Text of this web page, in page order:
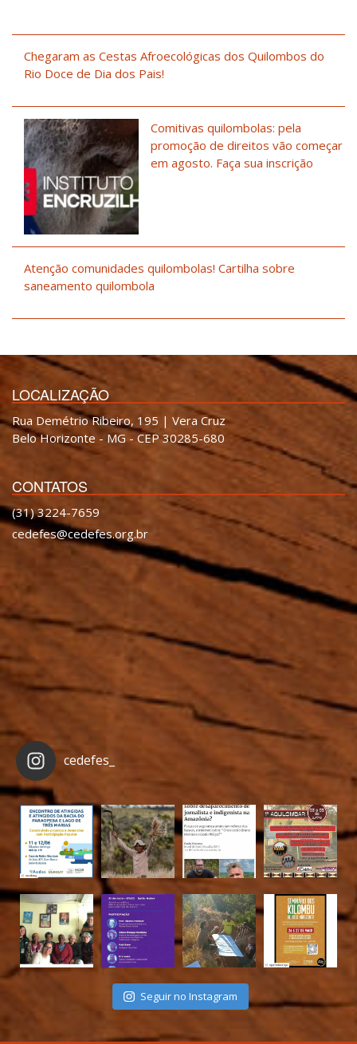
Chegaram as Cestas Afroecológicas dos Quilombos do
Rio Doce de Dia dos Pais!
Comitivas quilombolas: pela
promoção de direitos vão começar
em agosto. Faça sua inscrição
Atenção comunidades quilombolas! Cartilha sobre
saneamento quilombola
LOCALIZAÇÃO
Rua Demétrio Ribeiro, 195 | Vera Cruz
Belo Horizonte - MG - CEP 30285-680
CONTATOS
(31) 3224-7659
cedefes@cedefes.org.br
cedefes_
Seguir no Instagram